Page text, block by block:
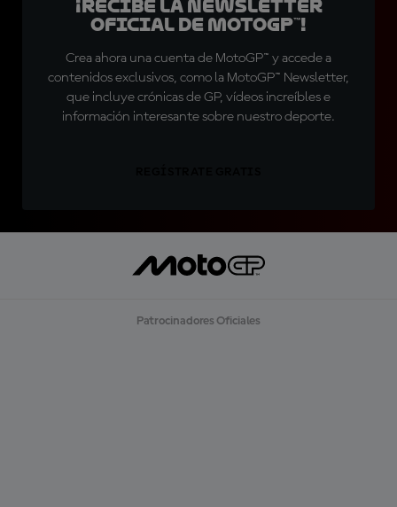
¡Recibe la Newsletter
oficial de MotoGP™!
Crea ahora una cuenta de MotoGP™ y accede a
contenidos exclusivos, como la MotoGP™ Newsletter,
que incluye crónicas de GP, vídeos increíbles e
información interesante sobre nuestro deporte.
Patrocinadores Oficiales